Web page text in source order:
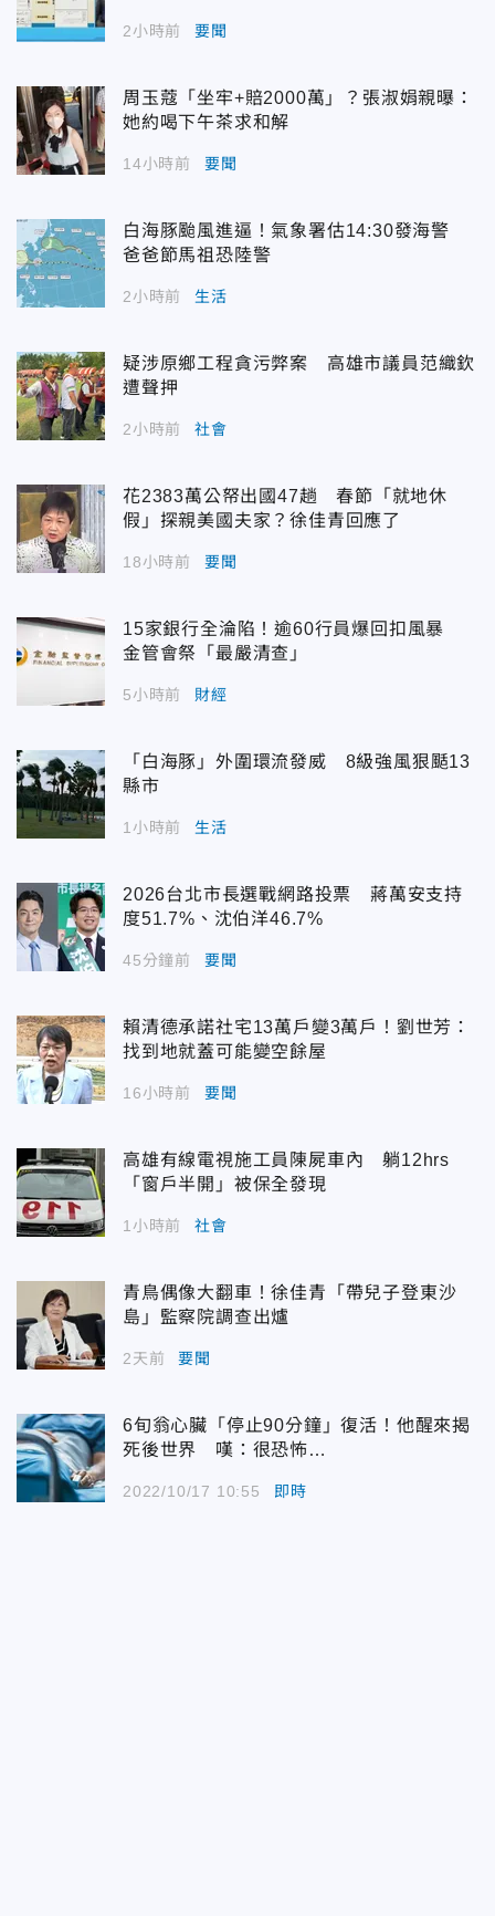
2小時前 要聞
周玉蔻「坐牢+賠2000萬」？張淑娟親曝：
她約喝下午茶求和解
14小時前 要聞
白海豚颱風進逼！氣象署估14:30發海警
爸爸節馬祖恐陸警
2小時前 生活
疑涉原鄉工程貪污弊案 高雄市議員范織欽
遭聲押
2小時前 社會
花2383萬公帑出國47趟 春節「就地休
假」探親美國夫家？徐佳青回應了
18小時前 要聞
15家銀行全淪陷！逾60行員爆回扣風暴
金管會祭「最嚴清查」
5小時前 財經
「白海豚」外圍環流發威 8級強風狠颳13
縣市
1小時前 生活
2026台北市長選戰網路投票 蔣萬安支持
度51.7%、沈伯洋46.7%
45分鐘前 要聞
賴清德承諾社宅13萬戶變3萬戶！劉世芳：
找到地就蓋可能變空餘屋
16小時前 要聞
高雄有線電視施工員陳屍車內 躺12hrs
「窗戶半開」被保全發現
1小時前 社會
青鳥偶像大翻車！徐佳青「帶兒子登東沙
島」監察院調查出爐
2天前 要聞
6旬翁心臟「停止90分鐘」復活！他醒來揭
死後世界 嘆：很恐怖…
2022/10/17 10:55 即時